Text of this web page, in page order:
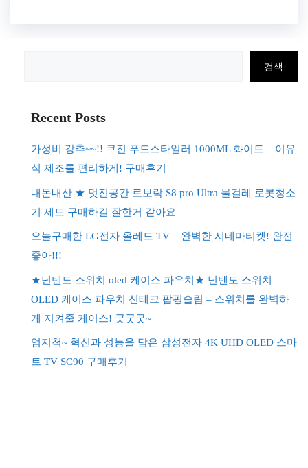
검색
Recent Posts
가성비 강추~~!! 쿠진 푸드스타일러 1000ML 화이트 – 이유
식 제조를 편리하게! 구매후기
내돈내산 ★ 멋진공간 로보락 S8 pro Ultra 물걸레 로봇청소
기 세트 구매하길 잘한거 같아요
오늘구매한 LG전자 올레드 TV – 완벽한 시네마티켓! 완전
좋아!!!
★닌텐도 스위치 oled 케이스 파우치★ 닌텐도 스위치
OLED 케이스 파우치 신테크 팝핑슬림 – 스위치를 완벽하
게 지켜줄 케이스! 굿굿굿~
엄지척~ 혁신과 성능을 담은 삼성전자 4K UHD OLED 스마
트 TV SC90 구매후기